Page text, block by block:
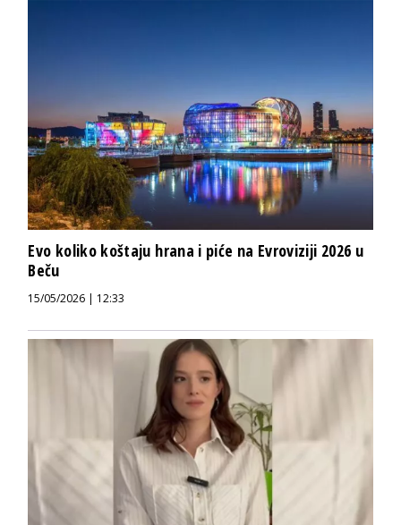
Evo koliko koštaju hrana i piće na Evroviziji 2026 u
Beču
15/05/2026 | 12:33